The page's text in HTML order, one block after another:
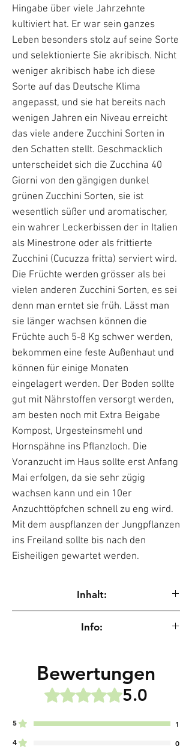
Hingabe über viele Jahrzehnte
kultiviert hat. Er war sein ganzes
Leben besonders stolz auf seine Sorte
und selektionierte Sie akribisch. Nicht
weniger akribisch habe ich diese
Sorte auf das Deutsche Klima
angepasst, und sie hat bereits nach
wenigen Jahren ein Niveau erreicht
das viele andere Zucchini Sorten in
den Schatten stellt. Geschmacklich
unterscheidet sich die Zucchina 40
Giorni von den gängigen dunkel
grünen Zucchini Sorten, sie ist
wesentlich süßer und aromatischer,
ein wahrer Leckerbissen der in Italien
als Minestrone oder als frittierte
Zucchini (Cucuzza fritta) serviert wird.
Die Früchte werden grösser als bei
vielen anderen Zucchini Sorten, es sei
denn man erntet sie früh. Lässt man
sie länger wachsen können die
Früchte auch 5-8 Kg schwer werden,
bekommen eine feste Außenhaut und
können für einige Monaten
eingelagert werden. Der Boden sollte
gut mit Nährstoffen versorgt werden,
am besten noch mit Extra Beigabe
Kompost, Urgesteinsmehl und
Hornspähne ins Pflanzloch. Die
Voranzucht im Haus sollte erst Anfang
Mai erfolgen, da sie sehr zügig
wachsen kann und ein 10er
Anzuchttöpfchen schnell zu eng wird.
Mit dem auspflanzen der Jungpflanzen
ins Freiland sollte bis nach den
Eisheiligen gewartet werden.
Inhalt:
Info:
Bewertungen
Mit 5 von 5 Sternen bewertet.
5.0
5
1
4
0